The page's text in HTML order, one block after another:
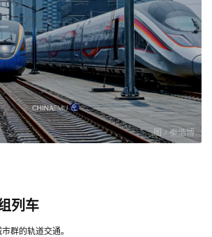
图 / 秦浩博
列车
群的轨道交通。